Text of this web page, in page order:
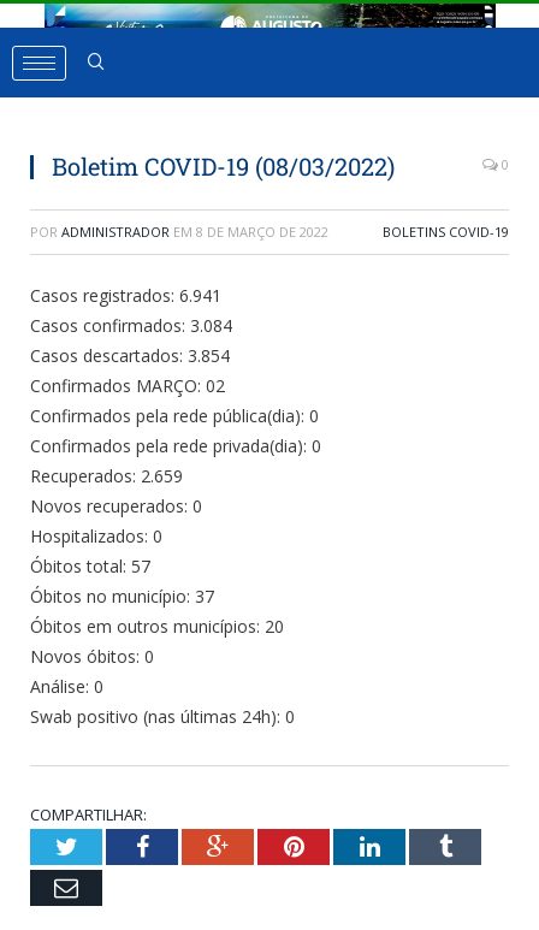
Boletim COVID-19 (08/03/2022) 0
POR ADMINISTRADOR EM 8 DE MARÇO DE 2022 BOLETINS COVID-19
Casos registrados: 6.941
Casos confirmados: 3.084
Casos descartados: 3.854
Confirmados MARÇO: 02
Confirmados pela rede pública(dia): 0
Confirmados pela rede privada(dia): 0
Recuperados: 2.659
Novos recuperados: 0
Hospitalizados: 0
Óbitos total: 57
Óbitos no município: 37
Óbitos em outros municípios: 20
Novos óbitos: 0
Análise: 0
Swab positivo (nas últimas 24h): 0
COMPARTILHAR:
TwitterFacebookGoogle+Pinterest
LinkedIn
Email